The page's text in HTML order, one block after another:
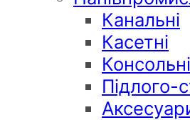
Канальні
Касетні
Консольні
Підлого-